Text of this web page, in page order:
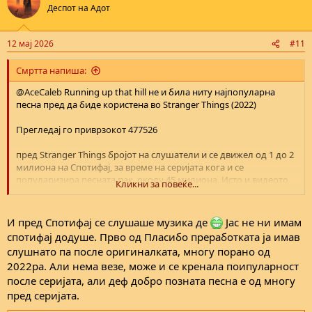
t
i
s
:
Деспот на Адот
12 мај 2026 #11
Смртта напиша:
@AceCaleb Running up that hill не и била ниту најпопуларна
песна пред да биде користена во Stranger Things (2022)
Прегледај го приврзокот 477526
пред Stranger Things бројот на слушатели и се движел од 1 до 2
милиона на Спотифај, за време на серијата кога и се
популаризира песната пак, околу 45 милиона. Исто и видеото
нејзино немало ни 100.000.000 прегледи на јутјуб пред Stranger
А дека песната е култна по квалитет, и тоа си стои.
Кликни за повеќе...
И пред Спотифај се слушаше музика де
Јас не ни имам
спотифај додуше. Прво од Пласибо преработката ја имав
слушнато па после оригиналката, многу порано од
2022ра. Али нема везе, може и се кренала поипуларност
после серијата, али деф добро позната песна е од многу
пред серијата.